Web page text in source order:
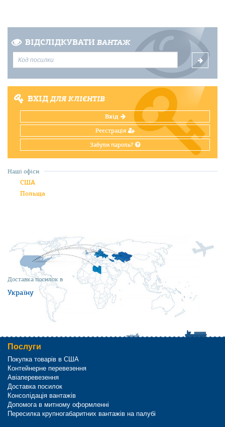
ВІДСЛІДКУВАТИ ВАНТАЖ
ВХІДДЛЯ КЛІЄНТІВ
Вхід
Реєстрація
Забули пароль?
Доставка посилок в
Україну
Наші офіси
США
Польща
Послуги
Покупка товарів в США
Контейнерне перевезення
Авіаперевезення
Доставка посилок
Консолідація вантажів
Допомога в митному оформленні
Пересилка крупногабаритних вантажів на палубі